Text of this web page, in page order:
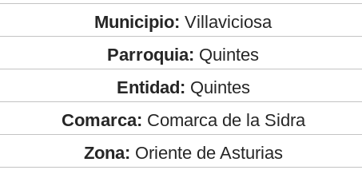
Municipio: Villaviciosa
Parroquia: Quintes
Entidad: Quintes
Comarca: Comarca de la Sidra
Zona: Oriente de Asturias